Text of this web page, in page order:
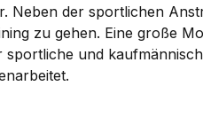
Neben der sportlichen
zu gehen. Eine große
sportliche und